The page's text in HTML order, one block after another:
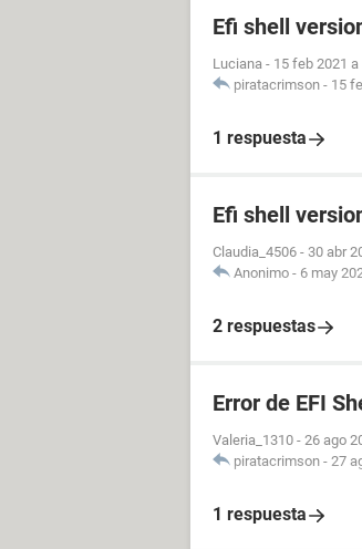
Efi shell
Luciana - 15 feb 2021
piratacrimson - 15
1 respuesta
Efi shell
Claudia_4506 - 30 abr
Anonimo - 6 may
2 respuestas
Error de EFI
Valeria_1310 - 26 ago
piratacrimson - 27
1 respuesta